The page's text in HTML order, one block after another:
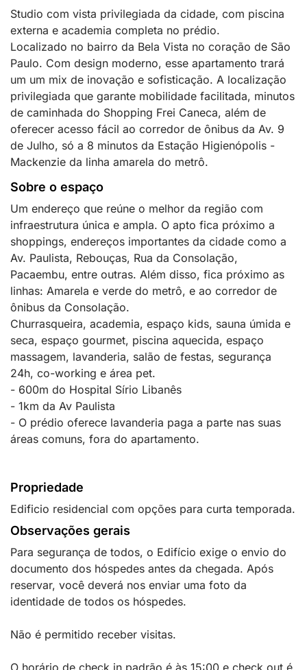
Studio com vista privilegiada da cidade, com piscina
externa e academia completa no prédio.
Localizado no bairro da Bela Vista no coração de São
Paulo. Com design moderno, esse apartamento trará
um um mix de inovação e sofisticação. A localização
privilegiada que garante mobilidade facilitada, minutos
de caminhada do Shopping Frei Caneca, além de
oferecer acesso fácil ao corredor de ônibus da Av. 9
de Julho, só a 8 minutos da Estação Higienópolis -
Mackenzie da linha amarela do metrô.
Sobre o espaço
Um endereço que reúne o melhor da região com
infraestrutura única e ampla. O apto fica próximo a
shoppings, endereços importantes da cidade como a
Av. Paulista, Rebouças, Rua da Consolação,
Pacaembu, entre outras. Além disso, fica próximo as
linhas: Amarela e verde do metrô, e ao corredor de
ônibus da Consolação.
Churrasqueira, academia, espaço kids, sauna úmida e
seca, espaço gourmet, piscina aquecida, espaço
massagem, lavanderia, salão de festas, segurança
24h, co-working e área pet.
- 600m do Hospital Sírio Libanês
- 1km da Av Paulista
- O prédio oferece lavanderia paga a parte nas suas
áreas comuns, fora do apartamento.
Propriedade
Edificio residencial com opções para curta temporada.
Observações gerais
Para segurança de todos, o Edifício exige o envio do
documento dos hóspedes antes da chegada. Após
reservar, você deverá nos enviar uma foto da
identidade de todos os hóspedes.
Não é permitido receber visitas.
O horário de check in padrão é às 15:00 e check out é